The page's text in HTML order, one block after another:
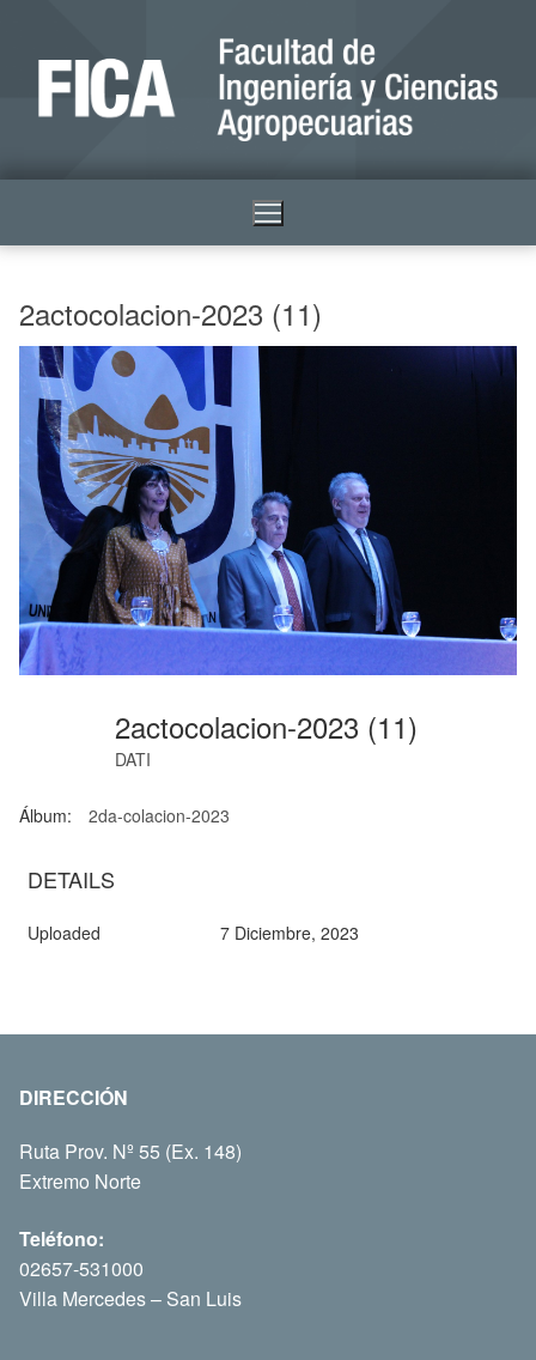
2actocolacion-2023 (11)
2actocolacion-2023 (11)
DATI
Álbum: 2da-colacion-2023
DETAILS
Uploaded 7 Diciembre, 2023
DIRECCIÓN
Ruta Prov. Nº 55 (Ex. 148)
Extremo Norte
Teléfono:
02657-531000
Villa Mercedes – San Luis